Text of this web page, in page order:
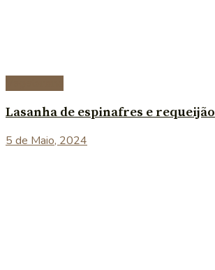
Lasanha de espinafres e requeijão
5 de Maio, 2024